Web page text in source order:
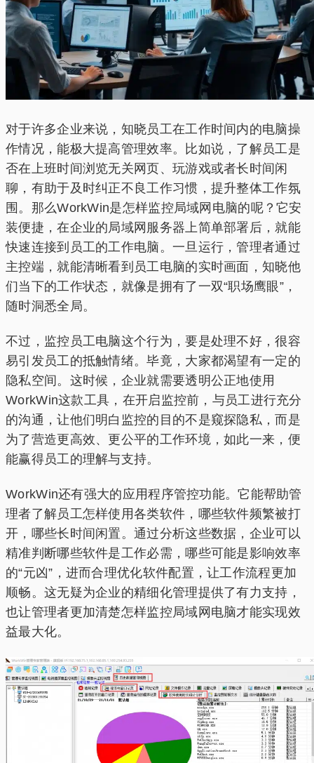
对于许多企业来说，知晓员工在工作时间内的电脑操
作情况，能极大提高管理效率。比如说，了解员工是
否在上班时间浏览无关网页、玩游戏或者长时间闲
聊，有助于及时纠正不良工作习惯，提升整体工作氛
围。那么WorkWin是怎样监控局域网电脑的呢？它安
装便捷，在企业的局域网服务器上简单部署后，就能
快速连接到员工的工作电脑。一旦运行，管理者通过
主控端，就能清晰看到员工电脑的实时画面，知晓他
们当下的工作状态，就像是拥有了一双“职场鹰眼”，
随时洞悉全局。
不过，监控员工电脑这个行为，要是处理不好，很容
易引发员工的抵触情绪。毕竟，大家都渴望有一定的
隐私空间。这时候，企业就需要透明公正地使用
WorkWin这款工具，在开启监控前，与员工进行充分
的沟通，让他们明白监控的目的不是窥探隐私，而是
为了营造更高效、更公平的工作环境，如此一来，便
能赢得员工的理解与支持。
WorkWin还有强大的应用程序管控功能。它能帮助管
理者了解员工怎样使用各类软件，哪些软件频繁被打
开，哪些长时间闲置。通过分析这些数据，企业可以
精准判断哪些软件是工作必需，哪些可能是影响效率
的“元凶”，进而合理优化软件配置，让工作流程更加
顺畅。这无疑为企业的精细化管理提供了有力支持，
也让管理者更加清楚怎样监控局域网电脑才能实现效
益最大化。